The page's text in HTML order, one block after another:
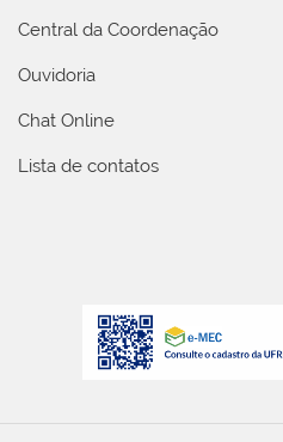
Central da Coordenação
Ouvidoria
Chat Online
Lista de contatos